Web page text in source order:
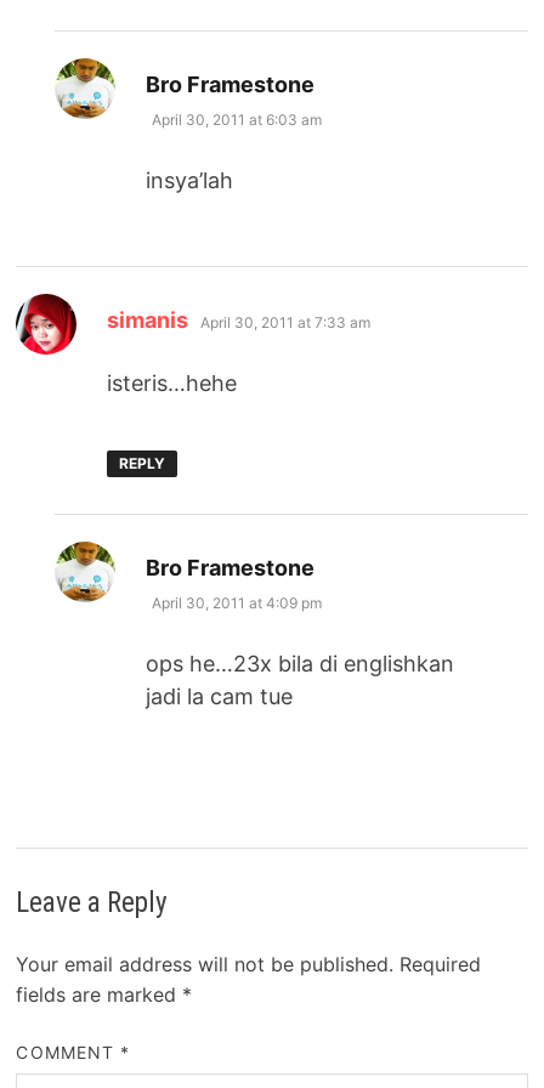
Bro Framestone
April 30, 2011 at 6:03 am
insya’lah
simanis says:
April 30, 2011 at 7:33 am
isteris…hehe
REPLY
Bro Framestone
April 30, 2011 at 4:09 pm
ops he…23x bila di englishkan
jadi la cam tue
Leave a Reply
Your email address will not be published. Required
fields are marked *
COMMENT *